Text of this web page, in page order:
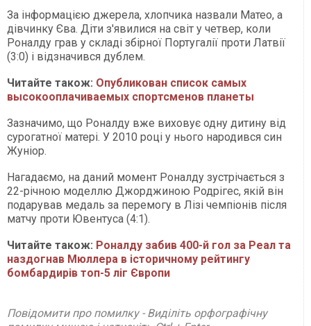
За інформацією джерела, хлопчика назвали Матео, а
дівчинку Єва. Діти з'явилися на світ у четвер, коли
Роналду грав у складі збірної Португалії проти Латвії
(3:0) і відзначився дублем.
Читайте також: Опубликован список самых
высокооплачиваемых спортсменов планеты
Зазначимо, що Роналду вже виховує одну дитину від
сурогатної матері. У 2010 році у нього народився син
Жуніор.
Нагадаємо, на даний момент Роналду зустрічається з
22-річною моделлю Джорджиною Родрігес, якій він
подарував медаль за перемогу в Лізі чемпіонів після
матчу проти Ювентуса (4:1).
Читайте також: Роналду забив 400-й гол за Реал та
наздогнав Мюллера в історичному рейтингу
бомбардирів топ-5 ліг Європи
Повідомити про помилку - Виділіть орфографічну